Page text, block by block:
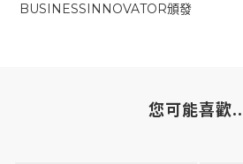
BUSINESSINNOVATOR頒發
您可能喜歡